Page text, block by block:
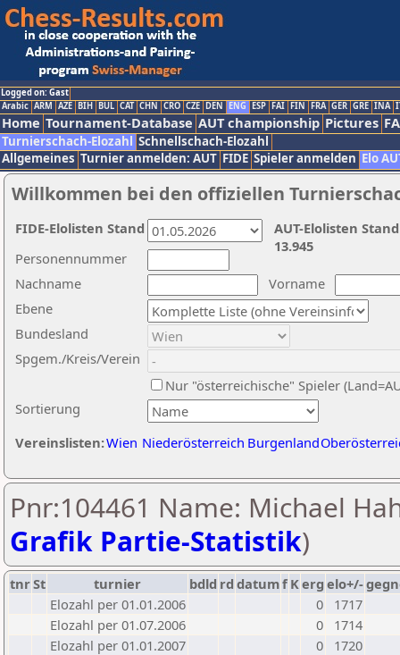
Logged on: Gast
Arabic ARM AZE BIH BUL CAT CHN CRO CZE DEN ENG ESP FAI FIN FRA GER GRE INA
Home Tournament-Database AUT championship Pictures
Turnierschach-Elozahl Schnellschach-Elozahl
Allgemeines Turnier anmelden: AUT FIDE Spieler anmelden Elo
Willkommen bei den offiziellen
Nachname
Vorname
Ebene
Sortierung
Personennummer
Bundesland
Spgem./Kreis/Verein
Nur "österreichische" Spieler
Vereinslisten:Wien Niederösterreich Burgenland
AUT-Elolisten
13.945
FIDE-Elolisten Stand
Pnr:104461 Name: Michael
Grafik Partie-Statistik)
tnrSt turnier bdld rd datumf Kerg elo+/-
Elozahl per 01.01.2006
0
1717
Elozahl per 01.07.2006
0
1714
Elozahl per 01.01.2007
0
1720